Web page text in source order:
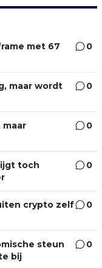
met 67
0
maar wordt
0
maar
0
toch
0
crypto zelf
0
steun
bij
0